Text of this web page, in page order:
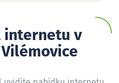
internetu v